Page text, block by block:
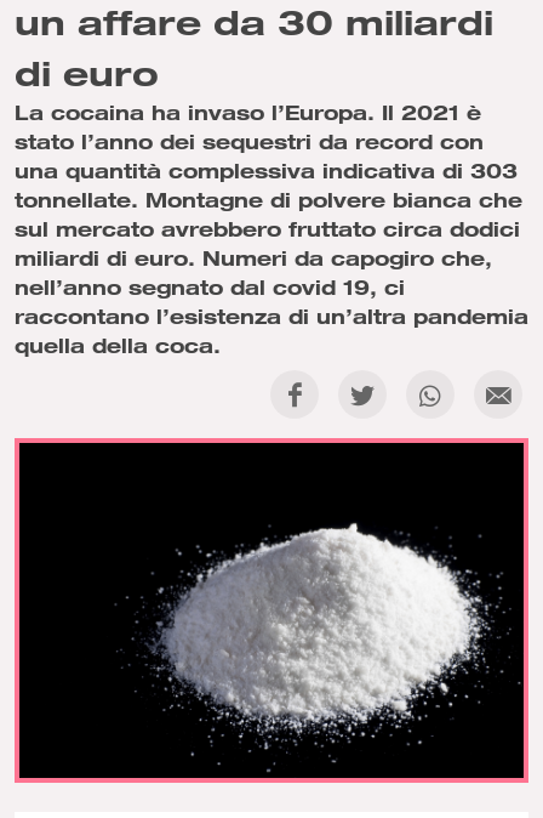
un affare da 30 miliardi
di euro
La cocaina ha invaso l’Europa. Il 2021 è
stato l’anno dei sequestri da record con
una quantità complessiva indicativa di 303
tonnellate. Montagne di polvere bianca che
sul mercato avrebbero fruttato circa dodici
miliardi di euro. Numeri da capogiro che,
nell’anno segnato dal covid 19, ci
raccontano l’esistenza di un’altra pandemia
quella della coca.